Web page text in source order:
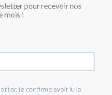
pour recevoir nos
mois !
je confirme avoir lu la